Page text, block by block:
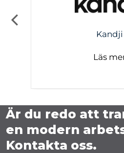
Kandji
Läs
Är du redo att
en modern
Kontakta oss.